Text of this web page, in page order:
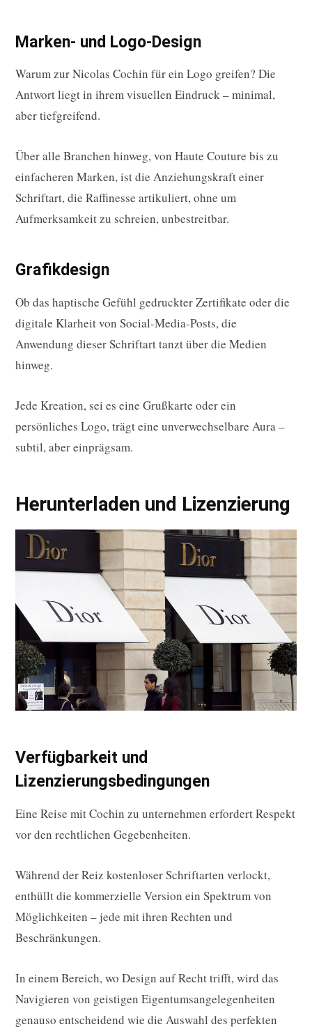
Marken- und Logo-Design
Warum zur Nicolas Cochin für ein Logo greifen? Die
Antwort liegt in ihrem visuellen Eindruck – minimal,
aber tiefgreifend.
Über alle Branchen hinweg, von Haute Couture bis zu
einfacheren Marken, ist die Anziehungskraft einer
Schriftart, die Raffinesse artikuliert, ohne um
Aufmerksamkeit zu schreien, unbestreitbar.
Grafikdesign
Ob das haptische Gefühl gedruckter Zertifikate oder die
digitale Klarheit von Social-Media-Posts, die
Anwendung dieser Schriftart tanzt über die Medien
hinweg.
Jede Kreation, sei es eine Grußkarte oder ein
persönliches Logo, trägt eine unverwechselbare Aura –
subtil, aber einprägsam.
Herunterladen und Lizenzierung
Verfügbarkeit und
Lizenzierungsbedingungen
Eine Reise mit Cochin zu unternehmen erfordert Respekt
vor den rechtlichen Gegebenheiten.
Während der Reiz kostenloser Schriftarten verlockt,
enthüllt die kommerzielle Version ein Spektrum von
Möglichkeiten – jede mit ihren Rechten und
Beschränkungen.
In einem Bereich, wo Design auf Recht trifft, wird das
Navigieren von geistigen Eigentumsangelegenheiten
genauso entscheidend wie die Auswahl des perfekten